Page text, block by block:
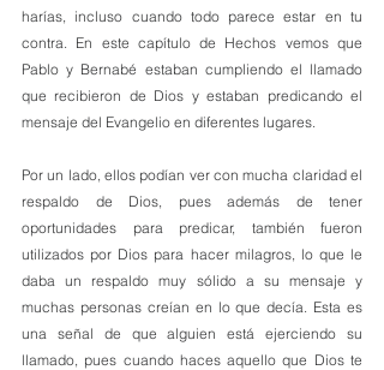
harías, incluso cuando todo parece estar en tu
contra. En este capítulo de Hechos vemos que
Pablo y Bernabé estaban cumpliendo el llamado
que recibieron de Dios y estaban predicando el
mensaje del Evangelio en diferentes lugares.
Por un lado, ellos podían ver con mucha claridad el
respaldo de Dios, pues además de tener
oportunidades para predicar, también fueron
utilizados por Dios para hacer milagros, lo que le
daba un respaldo muy sólido a su mensaje y
muchas personas creían en lo que decía. Esta es
una señal de que alguien está ejerciendo su
llamado, pues cuando haces aquello que Dios te